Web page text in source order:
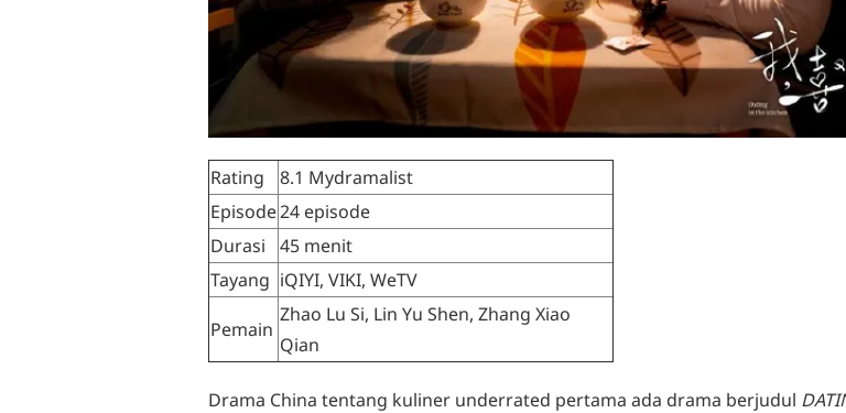
Rating
8.1 Mydramalist
Episode24 episode
Durasi
45 menit
Tayang iQIYI, VIKI, WeTV
Pemain
Zhao Lu Si, Lin Yu Shen, Zhang Xiao
Qian
Drama China tentang kuliner underrated pertama ada drama berjudul